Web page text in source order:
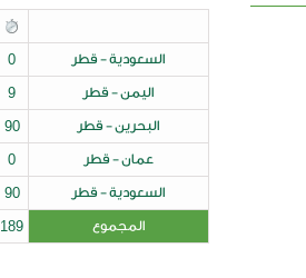
السعودية - قطر 0
اليمن - قطر 9
البحرين - قطر 90
عمان - قطر 0
السعودية - قطر 90
المجموع 189